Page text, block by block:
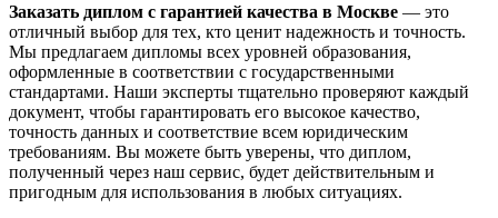
Заказать диплом с гарантией качества в Москве — это
отличный выбор для тех, кто ценит надежность и точность.
Мы предлагаем дипломы всех уровней образования,
оформленные в соответствии с государственными
стандартами. Наши эксперты тщательно проверяют каждый
документ, чтобы гарантировать его высокое качество,
точность данных и соответствие всем юридическим
требованиям. Вы можете быть уверены, что диплом,
полученный через наш сервис, будет действительным и
пригодным для использования в любых ситуациях.